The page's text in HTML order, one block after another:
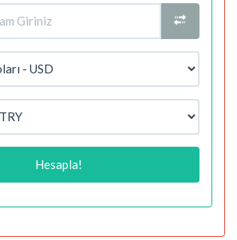
Hesapla!